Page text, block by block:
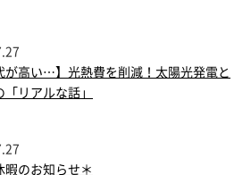
が高い…】光熱費を削減！太陽光発電と
「リアルな話」
暇のお知らせ＊